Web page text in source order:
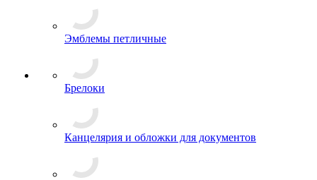
Эмблемы петличные
Брелоки
Канцелярия и обложки для документов